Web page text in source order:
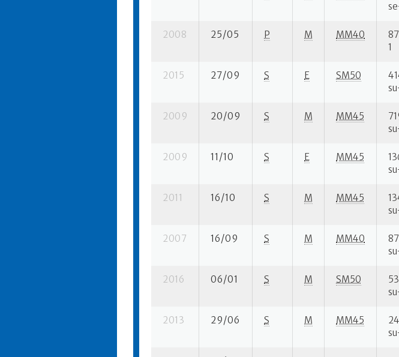
2008 25/05 P M MM40
1
2015 27/09 S E SM50
2009 20/09 S M MM45
2009 11/10 S E MM45
2011 16/10 S M MM45
2007 16/09 S M MM40
2016 06/01 S M SM50
2013 29/06 S M MM45